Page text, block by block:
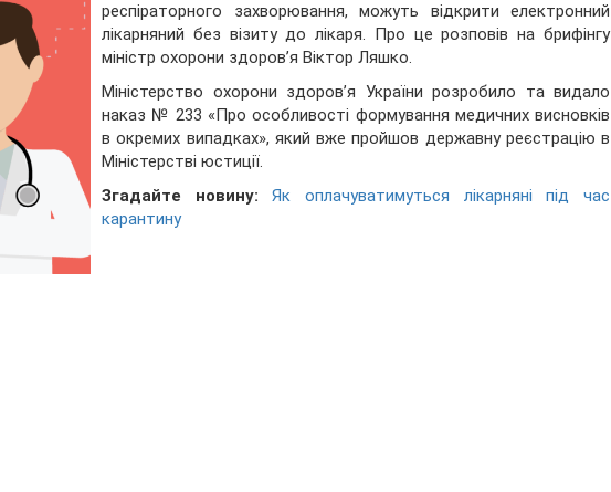
респіраторного захворювання, можуть відкрити електронний
лікарняний без візиту до лікаря. Про це розповів на брифінгу
міністр охорони здоров’я Віктор Ляшко.
Міністерство охорони здоров’я України розробило та видало
наказ № 233 «Про особливості формування медичних висновків
в окремих випадках», який вже пройшов державну реєстрацію в
Міністерстві юстиції.
Згадайте новину:
Як оплачуватимуться лікарняні під час
карантину